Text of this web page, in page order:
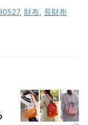
, 財布, 長財布